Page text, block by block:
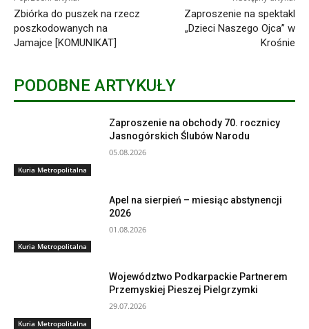
Zbiórka do puszek na rzecz
poszkodowanych na
Jamajce [KOMUNIKAT]
Zaproszenie na spektakl
„Dzieci Naszego Ojca” w
Krośnie
PODOBNE ARTYKUŁY
Kuria Metropolitalna
Zaproszenie na obchody 70. rocznicy
Jasnogórskich Ślubów Narodu
05.08.2026
Kuria Metropolitalna
Apel na sierpień – miesiąc abstynencji
2026
01.08.2026
Kuria Metropolitalna
Województwo Podkarpackie Partnerem
Przemyskiej Pieszej Pielgrzymki
29.07.2026